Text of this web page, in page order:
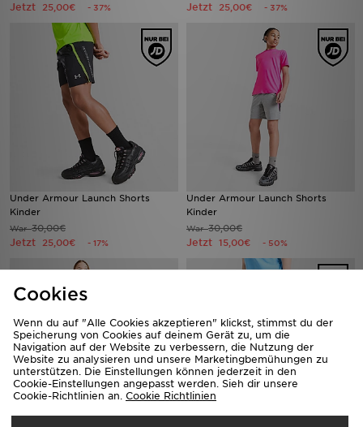
Jetzt 25,00€ - 37% Jetzt 25,00€ - 37%
Under Armour Launch Shorts
Kinder
War30,00€
Jetzt 25,00€ - 17%
Under Armour Launch Shorts
Kinder
War30,00€
Jetzt 15,00€ - 50%
Cookies
Wenn du auf "Alle Cookies akzeptieren" klickst, stimmst du der
Speicherung von Cookies auf deinem Gerät zu, um die
Navigation auf der Website zu verbessern, die Nutzung der
Website zu analysieren und unsere Marketingbemühungen zu
unterstützen. Die Einstellungen können jederzeit in den
Cookie-Einstellungen angepasst werden. Sieh dir unsere
Cookie-Richtlinien an. Cookie Richtlinien